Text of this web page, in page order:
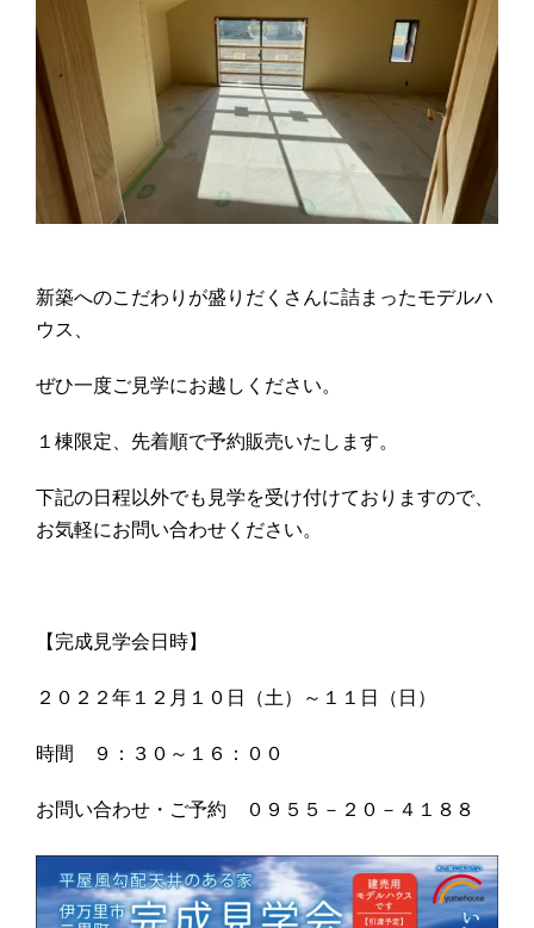
新築へのこだわりが盛りだくさんに詰まったモデルハ
ウス、
ぜひ一度ご見学にお越しください。
１棟限定、先着順で予約販売いたします。
下記の日程以外でも見学を受け付けておりますので、
お気軽にお問い合わせください。
【完成見学会日時】
２０２２年１２月１０日（土）～１１日（日）
時間 ９：３０～１６：００
お問い合わせ・ご予約 ０９５５－２０－４１８８